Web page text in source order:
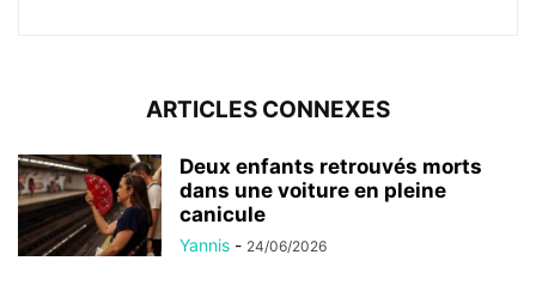
ARTICLES CONNEXES
Deux enfants retrouvés morts
dans une voiture en pleine
canicule
Yannis - 24/06/2026